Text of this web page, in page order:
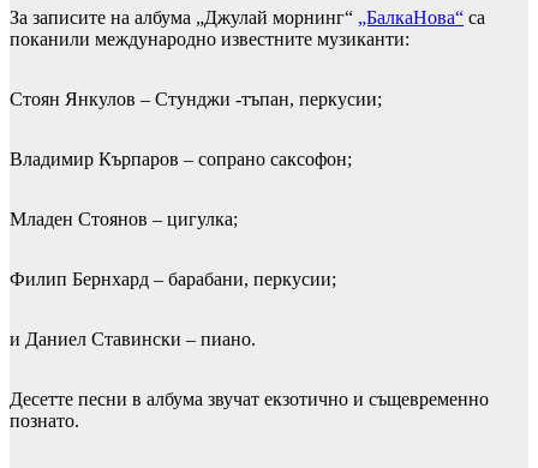
За записите на албума „Джулай морнинг“ „БалкаНова“ са
поканили международно известните музикaнти:
Стоян Янкулов – Стунджи -тъпан, перкусии;
Владимир Кърпаров – сопрано саксофон;
Младен Стоянов – цигулка;
Филип Бернхард – барабани, перкусии;
и Даниел Ставински – пиано.
Десетте песни в албума звучат екзотично и същевременно
познато.